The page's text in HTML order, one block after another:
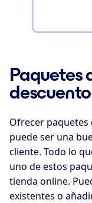
Paquetes
descuento
Ofrecer paquetes
puede ser una
cliente. Todo lo
uno de estos
tienda online.
existentes o